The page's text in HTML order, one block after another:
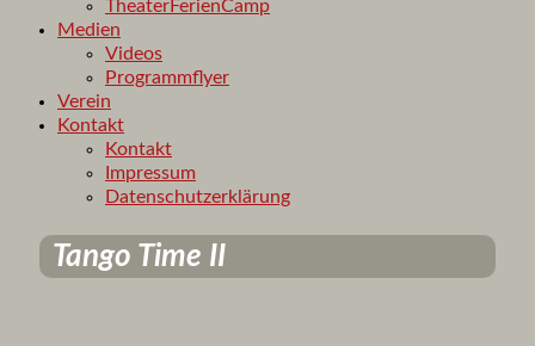
TheaterFerienCamp
Medien
Videos
Programmflyer
Verein
Kontakt
Kontakt
Impressum
Datenschutzerklärung
Tango Time II